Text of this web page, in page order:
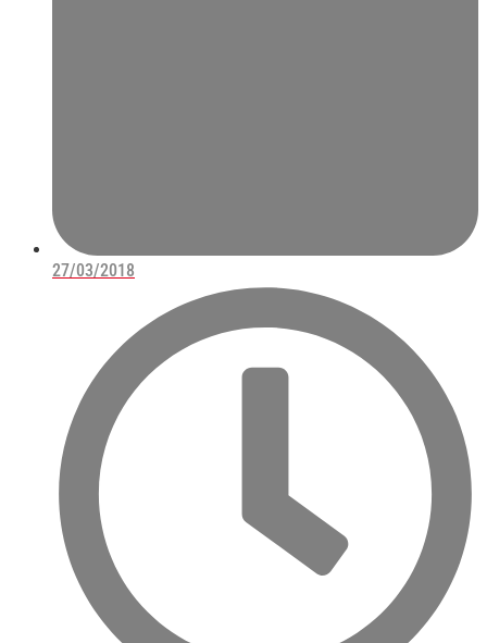
27/03/2018